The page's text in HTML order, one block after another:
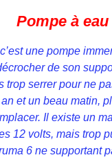
Pompe à eau
une pompe
de son
trop serrer pour ne
et un beau matin,
Il existe un
12 volts, mais trop
6 ne supportant